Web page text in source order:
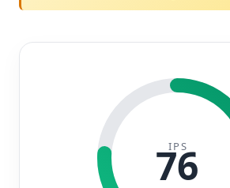
IPS
76